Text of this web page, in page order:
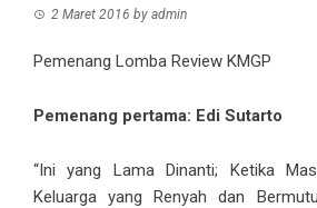
2 Maret 2016 by admin
Pemenang Lomba Review KMGP
Pemenang pertama: Edi Sutarto
“Ini yang Lama Dinanti; Ketika
Keluarga yang Renyah dan